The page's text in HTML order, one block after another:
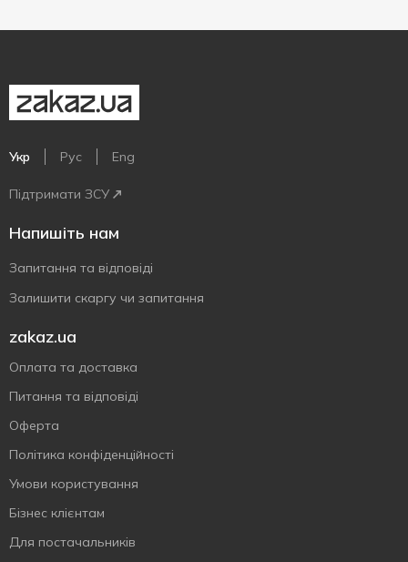
Укр Рус Eng
Підтримати ЗСУ
Напишіть нам
Запитання та відповіді
Залишити скаргу чи запитання
zakaz.ua
Оплата та доставка
Питання та відповіді
Оферта
Політика конфіденційності
Умови користування
Бізнес клієнтам
Для постачальників